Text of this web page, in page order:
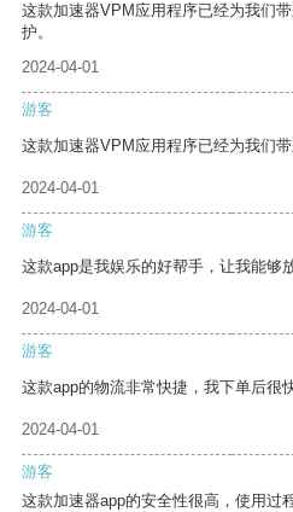
这款加速器VPM应用程序已经为我们
护。
2024-04-01
游客
这款加速器VPM应用程序已经为我们带
2024-04-01
游客
这款app是我娱乐的好帮手，让我能够
2024-04-01
游客
这款app的物流非常快捷，我下单后很
2024-04-01
游客
这款加速器app的安全性很高，使用过